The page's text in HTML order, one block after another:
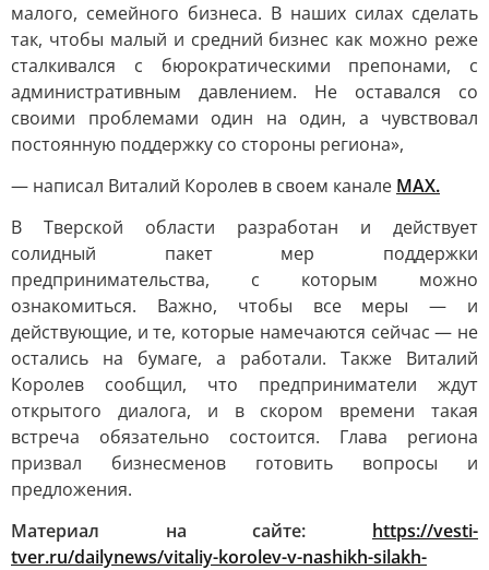
малого, семейного бизнеса. В наших силах сделать
так, чтобы малый и средний бизнес как можно реже
сталкивался с бюрократическими препонами, с
административным давлением. Не оставался со
своими проблемами один на один, а чувствовал
постоянную поддержку со стороны региона»,
— написал Виталий Королев в своем канале MAX.
В Тверской области разработан и действует
солидный пакет мер поддержки
предпринимательства, с которым можно
ознакомиться. Важно, чтобы все меры — и
действующие, и те, которые намечаются сейчас — не
остались на бумаге, а работали. Также Виталий
Королев сообщил, что предприниматели ждут
открытого диалога, и в скором времени такая
встреча обязательно состоится. Глава региона
призвал бизнесменов готовить вопросы и
предложения.
Материал на сайте: https://vesti-
tver.ru/dailynews/vitaliy-korolev-v-nashikh-silakh-